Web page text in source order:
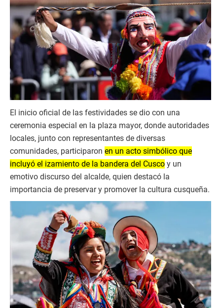
El inicio oficial de las festividades se dio con una
ceremonia especial en la plaza mayor, donde autoridades
locales, junto con representantes de diversas
comunidades, participaron en un acto simbólico que
incluyó el izamiento de la bandera del Cusco y un
emotivo discurso del alcalde, quien destacó la
importancia de preservar y promover la cultura cusqueña.